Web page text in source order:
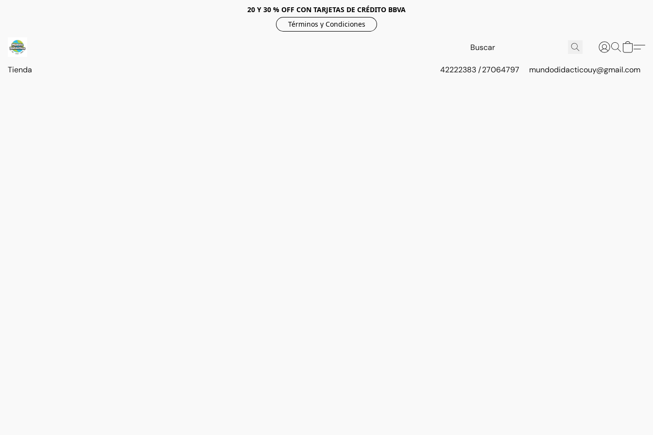
20 Y 30 % OFF CON TARJETAS DE CRÉDITO BBVA
Términos y Condiciones
Tienda 42222383 / 27064797 mundodidacticouy@gmail.com